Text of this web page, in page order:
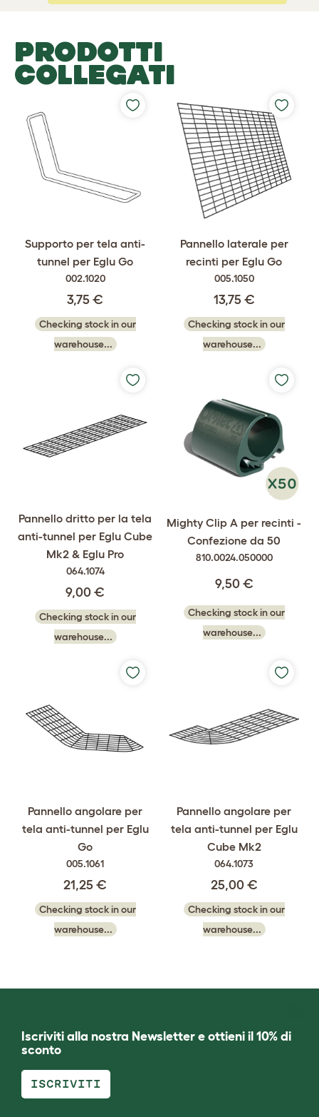
PRODOTTI
COLLEGATI
Supporto per tela anti-
tunnel per Eglu Go
002.1020
3,75 €
Checking stock in our
warehouse...
Pannello laterale per
recinti per Eglu Go
005.1050
13,75 €
Checking stock in our
warehouse...
Pannello dritto per la tela
anti-tunnel per Eglu Cube
Mk2 & Eglu Pro
064.1074
9,00 €
Checking stock in our
warehouse...
Mighty Clip A per recinti -
Confezione da 50
810.0024.050000
9,50 €
Checking stock in our
warehouse...
Pannello angolare per
tela anti-tunnel per Eglu
Go
005.1061
21,25 €
Checking stock in our
warehouse...
Pannello angolare per
tela anti-tunnel per Eglu
Cube Mk2
064.1073
25,00 €
Checking stock in our
warehouse...
Iscriviti alla nostra Newsletter e ottieni il 10% di
sconto
ISCRIVITI